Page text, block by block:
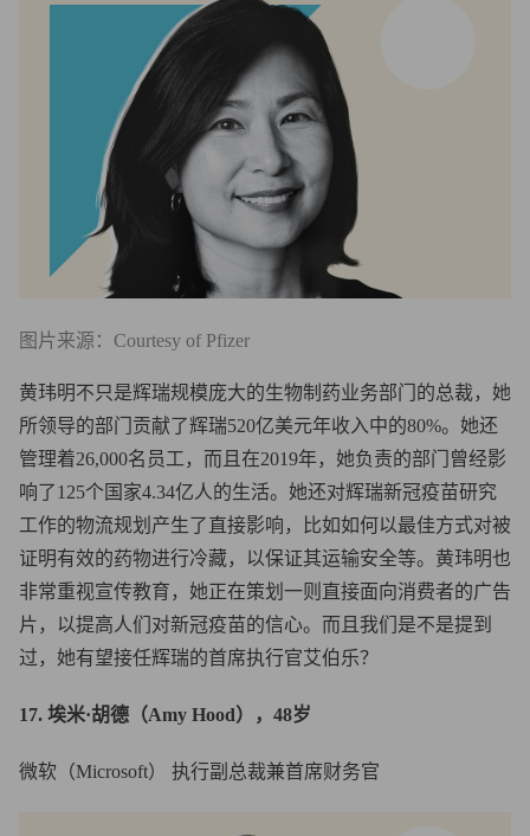
图片来源：Courtesy of Pfizer
黄玮明不只是辉瑞规模庞大的生物制药业务部门的总裁，她
所领导的部门贡献了辉瑞520亿美元年收入中的80%。她还
管理着26,000名员工，而且在2019年，她负责的部门曾经影
响了125个国家4.34亿人的生活。她还对辉瑞新冠疫苗研究
工作的物流规划产生了直接影响，比如如何以最佳方式对被
证明有效的药物进行冷藏，以保证其运输安全等。黄玮明也
非常重视宣传教育，她正在策划一则直接面向消费者的广告
片，以提高人们对新冠疫苗的信心。而且我们是不是提到
过，她有望接任辉瑞的首席执行官艾伯乐？
17. 埃米·胡德（Amy Hood），48岁
微软（Microsoft） 执行副总裁兼首席财务官